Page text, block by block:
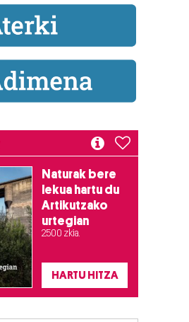
Naturak bere
lekua hartu du
Artikutzako
urtegian
2.500 zkia.
HARTU HITZA